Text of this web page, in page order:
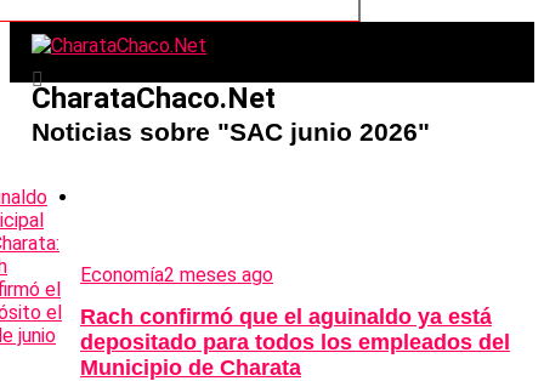
CharataChaco.Net
Noticias sobre "SAC junio 2026"
Economía2 meses ago
Rach confirmó que el aguinaldo ya está
depositado para todos los empleados del
Municipio de Charata